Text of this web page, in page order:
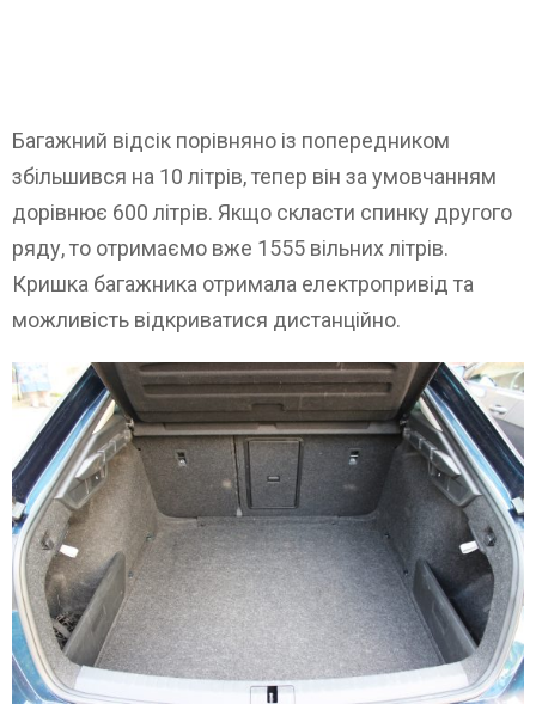
Багажний відсік порівняно із попередником
збільшився на 10 літрів, тепер він за умовчанням
дорівнює 600 літрів. Якщо скласти спинку другого
ряду, то отримаємо вже 1555 вільних літрів.
Кришка багажника отримала електропривід та
можливість відкриватися дистанційно.